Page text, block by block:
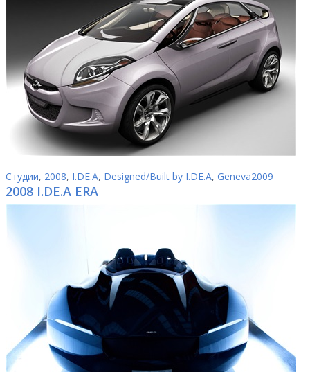
Студии, 2008, I.DE.A, Designed/Built by I.DE.A, Geneva2009
2008 I.DE.A ERA